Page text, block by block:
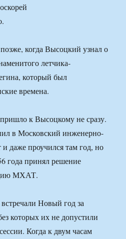
когда Высоцкий узнал о
летчика-
который был
времена.
к Высоцкому не сразу.
в Московский инженерно-
даже проучился там год, но
года принял решение
МХАТ.
Новый год за
которых их не допустили
Когда к двум часам